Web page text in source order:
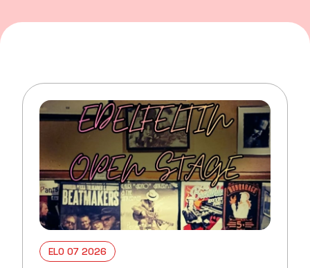
ELO 07 2026